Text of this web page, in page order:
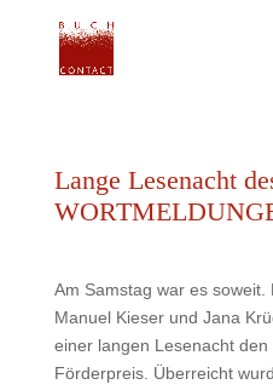
Lange Lesenacht
Am Samstag war es
Manuel Kieser und Jana
einer langen Lesenacht den
Förderpreis. Überreicht